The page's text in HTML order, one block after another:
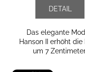
DETAIL
Das elegante
Hanson II erhöht die
um 7